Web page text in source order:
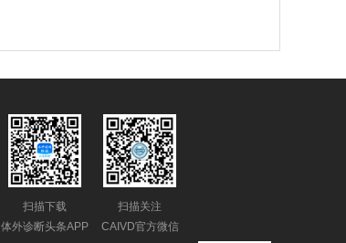
扫描下载
体外诊断头条APP
扫描关注
CAIVD官方微信